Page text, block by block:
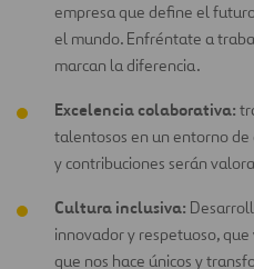
empresa que define el
el mundo. Enfréntate a
marcan la diferencia.
Excelencia colaborativa:
talentosos en un entorno
y contribuciones serán
Cultura inclusiva:
innovador y respetuoso,
que nos hace únicos y